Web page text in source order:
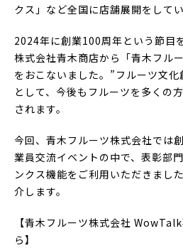
クス」など全国に店舗展開をしてい
2024年に創業100周年という節目
株式会社青木商店から「青木フル
をおこないました。”フルーツ文
として、今後もフルーツを多くの
されます。
今回、青木フルーツ株式会社では
業員交流イベントの中で、表彰部
ンクス機能をご利用いただきまし
介します。
【青木フルーツ株式会社
ら】